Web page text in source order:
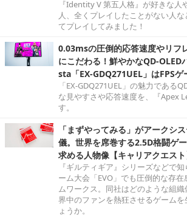
『Identity V 第五人格』が好きな人
人、全くプレイしたことがない人
てプレイしてみました！
0.03msの圧倒的応答速度やリフ
にこだわる！鮮やかなQD-OLED
sta「EX-GDQ271UEL」はFPS
「EX-GDQ271UEL」の魅力である
な見やすさや応答速度を、『Apex
す。
「まずやってみる」がアークシ
儀。世界を席巻する2.5D格闘ゲー
求める人物像【キャリアクエスト
『ギルティギア』シリーズなどで
ーム大会「EVO」でも圧倒的な存
ムワークス。同社はどのような組
界中のファンを熱狂させるゲーム
ょうか。